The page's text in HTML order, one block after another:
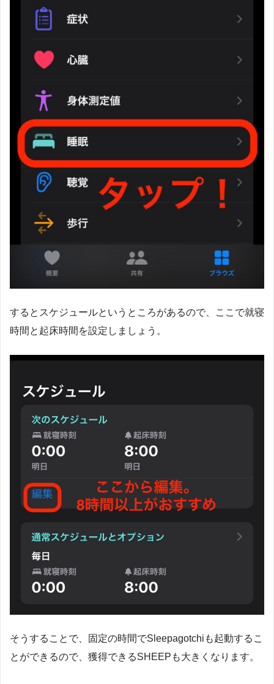
するとスケジュールというところがあるので、ここで就寝
時間と起床時間を設定しましょう。
そうすることで、固定の時間でSleepagotchiも起動するこ
とができるので、獲得できるSHEEPも大きくなります。